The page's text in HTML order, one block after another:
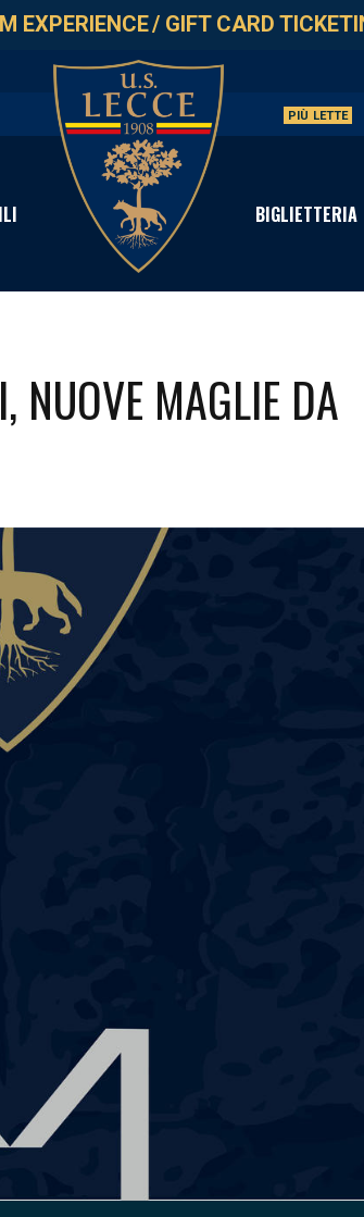
EXPERIENCE/ GIFT CARD
PIÙ LETTE
BIGLIETTERIA
NUOVE MAGLIE DA